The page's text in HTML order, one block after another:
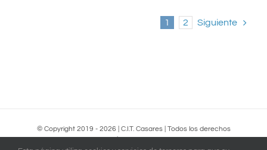
1 2 Siguiente
© Copyright 2019 - 2026 | C.I.T. Casares | Todos los derechos